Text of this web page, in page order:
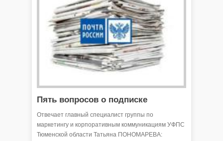
Пять вопросов о подписке
Отвечает главный специалист группы по
маркетингу и корпоративным коммуникациям УФПС
Тюменской области Татьяна ПОНОМАРЕВА: